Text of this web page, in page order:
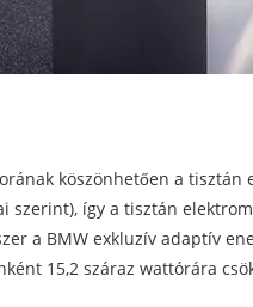
köszönhetően a tisztán
szerint), így a tisztán
a BMW exkluzív adaptív
15,2 száraz wattórára